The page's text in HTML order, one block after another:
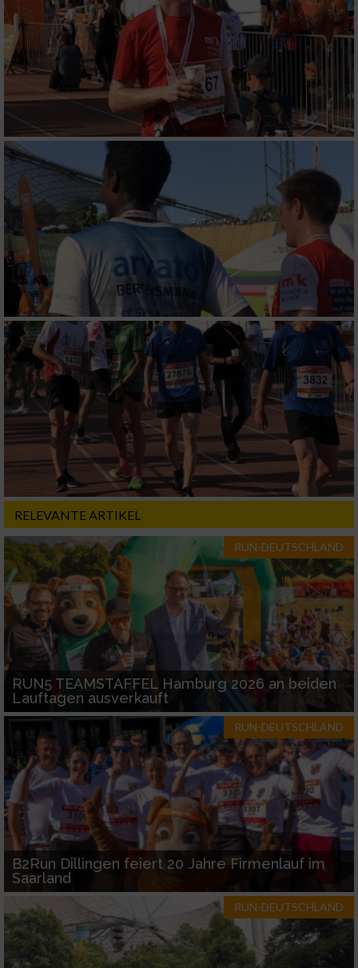
RELEVANTE ARTIKEL
RUN-DEUTSCHLAND
RUN5 TEAMSTAFFEL Hamburg 2026 an beiden
Lauftagen ausverkauft
RUN-DEUTSCHLAND
B2Run Dillingen feiert 20 Jahre Firmenlauf im
Saarland
RUN-DEUTSCHLAND
Nicht-IAB-Verarbeitungszwecke:
Notwendig
Funktional
Werbung